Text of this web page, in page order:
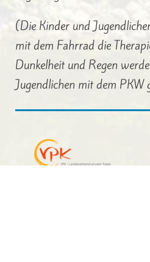
(Die Kinder und
mit dem Fahrrad die
Dunkelheit und Regen
Jugendlichen mit dem PKW